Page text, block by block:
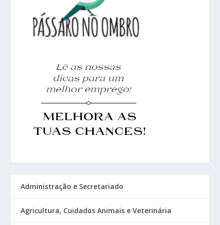
Administração e Secretariado
Agricultura, Cuidados Animais e Veterinária